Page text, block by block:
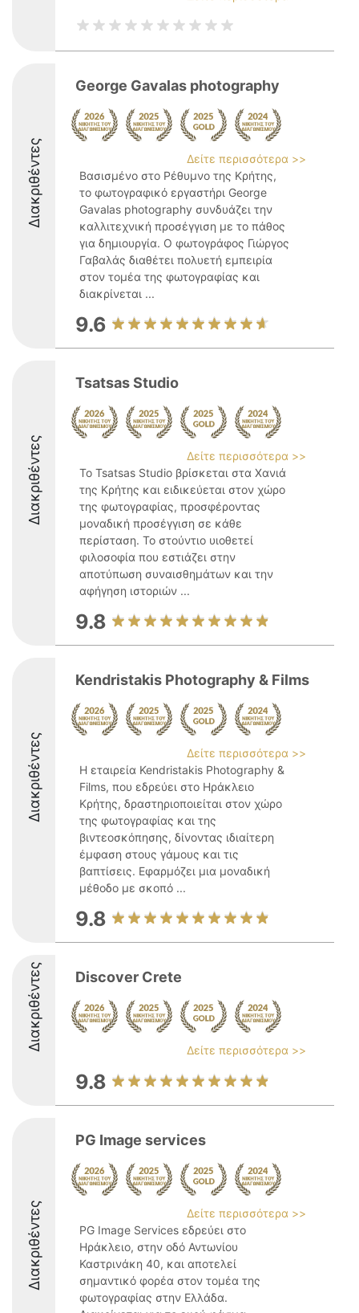
Διακριθέντες
George Gavalas photography
Δείτε περισσότερα >>
Βασισμένο στο Ρέθυμνο της Κρήτης,
το φωτογραφικό εργαστήρι George
Gavalas photography συνδυάζει την
καλλιτεχνική προσέγγιση με το πάθος
για δημιουργία. Ο φωτογράφος Γιώργος
Γαβαλάς διαθέτει πολυετή εμπειρία
στον τομέα της φωτογραφίας και
διακρίνεται ...
9.6
Διακριθέντες
Tsatsas Studio
Δείτε περισσότερα >>
Το Tsatsas Studio βρίσκεται στα Χανιά
της Κρήτης και ειδικεύεται στον χώρο
της φωτογραφίας, προσφέροντας
μοναδική προσέγγιση σε κάθε
περίσταση. Το στούντιο υιοθετεί
φιλοσοφία που εστιάζει στην
αποτύπωση συναισθημάτων και την
αφήγηση ιστοριών ...
9.8
Διακριθέντες
Kendristakis Photography & Films
Δείτε περισσότερα >>
Η εταιρεία Kendristakis Photography &
Films, που εδρεύει στο Ηράκλειο
Κρήτης, δραστηριοποιείται στον χώρο
της φωτογραφίας και της
βιντεοσκόπησης, δίνοντας ιδιαίτερη
έμφαση στους γάμους και τις
βαπτίσεις. Εφαρμόζει μια μοναδική
μέθοδο με σκοπό ...
9.8
Διακριθέντες Discover Crete
Δείτε περισσότερα >>
9.8
Διακριθέντες
PG Image services
Δείτε περισσότερα >>
PG Image Services εδρεύει στο
Ηράκλειο, στην οδό Αντωνίου
Καστρινάκη 40, και αποτελεί
σημαντικό φορέα στον τομέα της
φωτογραφίας στην Ελλάδα.